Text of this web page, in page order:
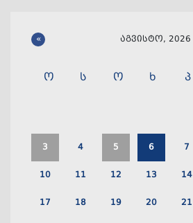
« აგვისტო, 2026
ო ს ო ხ პ
3 4 5 6 7
10 11 12 13 14
17 18 19 20 21